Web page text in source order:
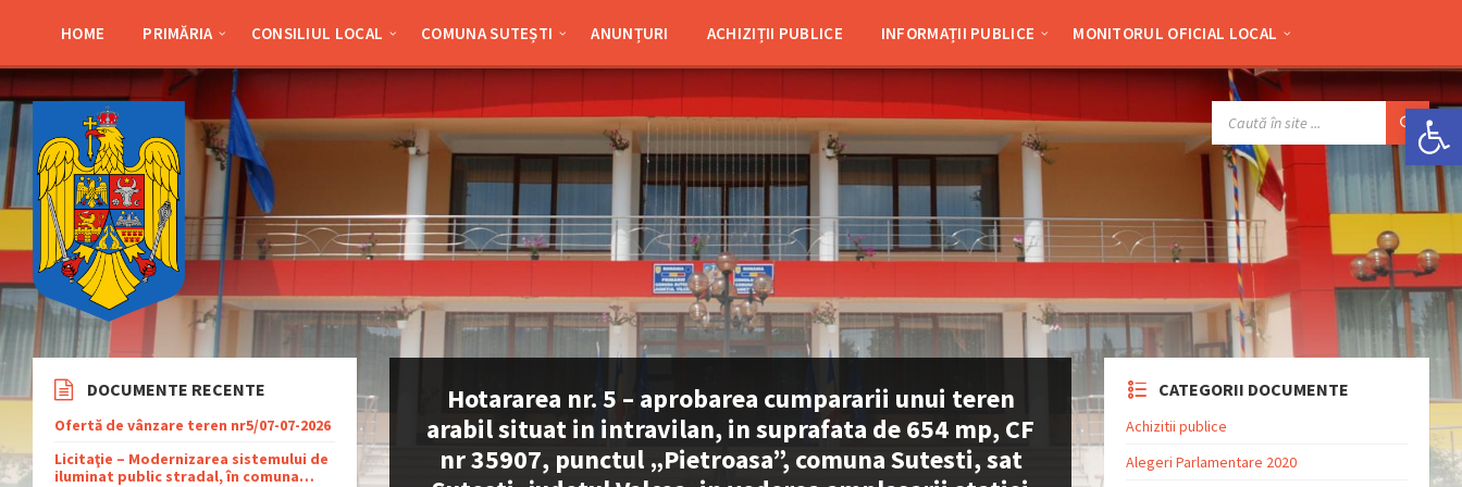
Deschide bara de unelte
sidebar
sidebar
HOME PRIMĂRIA CONSILIUL LOCAL COMUNA SUTEȘTI ANUNȚURI ACHIZIȚII PUBLICE INFORMAȚII PUBLICE MONITORUL OFICIAL LOCAL
Hotararea nr. 5 – aprobarea cumpararii unui teren
arabil situat in intravilan, in suprafata de 654 mp, CF
nr 35907, punctul „Pietroasa”, comuna Sutesti, sat
DOCUMENTE RECENTE
Ofertă de vânzare teren nr5/07-07-2026
Licitaţie – Modernizarea sistemului de
iluminat public stradal, în comuna
CATEGORII DOCUMENTE
Achizitii publice
Alegeri Parlamentare 2020